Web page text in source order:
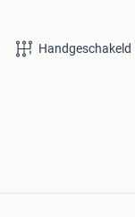
Handgeschakeld